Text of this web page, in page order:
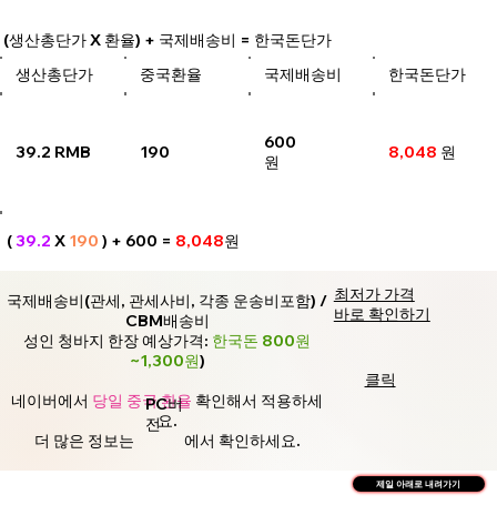
(생산총단가 X 환율) + 국제배송비 = 한국돈단가
39.2 RMB
생산총단가
(39.2 X 190 ) + 600 = 8,048원
국제배송비
중국환율 한국돈단가
600
원
190 8,048 원
국제배송비(관세, 관세사비, 각종 운송비포함) /
CBM배송비
성인 청바지 한장 예상가격: 한국돈 800원
~1,300원)
네이버에서 당일 중국 환율 확인해서 적용하세
요.
더 많은 정보는
에서 확인하세요.
PC버
전
최저가 가격
바로 확인하기
클릭
제일 아래로 내려가기